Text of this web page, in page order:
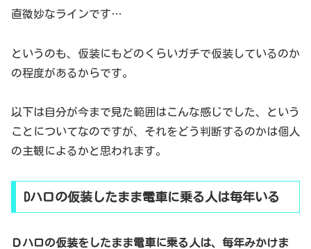
直微妙なラインです…
というのも、仮装にもどのくらいガチで仮装しているのか
の程度があるからです。
以下は自分が今まで見た範囲はこんな感じでした、という
ことについてなのですが、それをどう判断するのかは個人
の主観によるかと思われます。
Dハロの仮装したまま電車に乗る人は毎年いる
Ｄハロの仮装をしたまま電車に乗る人は、毎年みかけま